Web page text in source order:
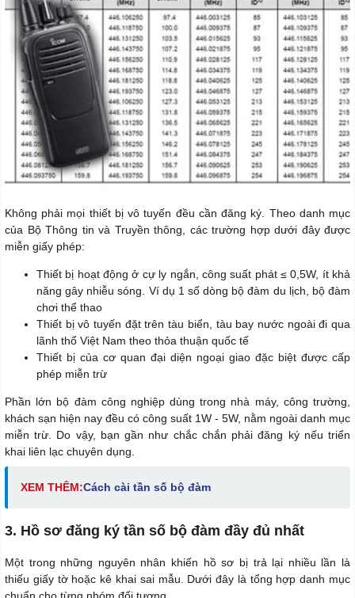
Không phải mọi thiết bị vô tuyến đều cần đăng ký. Theo danh mục
của Bộ Thông tin và Truyền thông, các trường hợp dưới đây được
miễn giấy phép:
Thiết bị hoạt động ở cự ly ngắn, công suất phát ≤ 0,5W, ít khả
năng gây nhiễu sóng. Ví dụ 1 số dòng bộ đàm du lịch, bộ đàm
chơi thể thao
Thiết bị vô tuyến đặt trên tàu biển, tàu bay nước ngoài đi qua
lãnh thổ Việt Nam theo thỏa thuận quốc tế
Thiết bị của cơ quan đại diện ngoại giao đặc biệt được cấp
phép miễn trừ
Phần lớn bộ đàm công nghiệp dùng trong nhà máy, công trường,
khách sạn hiện nay đều có công suất 1W - 5W, nằm ngoài danh mục
miễn trừ. Do vậy, bạn gần như chắc chắn phải đăng ký nếu triển
khai liên lạc chuyên dụng.
XEM THÊM:Cách cài tần số bộ đàm
3. Hồ sơ đăng ký tần số bộ đàm đầy đủ nhất
Một trong những nguyên nhân khiến hồ sơ bị trả lại nhiều lần là
thiếu giấy tờ hoặc kê khai sai mẫu. Dưới đây là tổng hợp danh mục